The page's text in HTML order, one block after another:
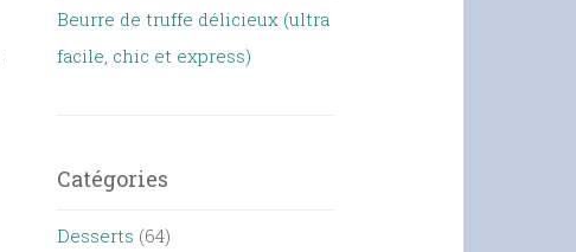
Beurre de truffe délicieux (ultra
facile, chic et express)
Catégories
Desserts (64)